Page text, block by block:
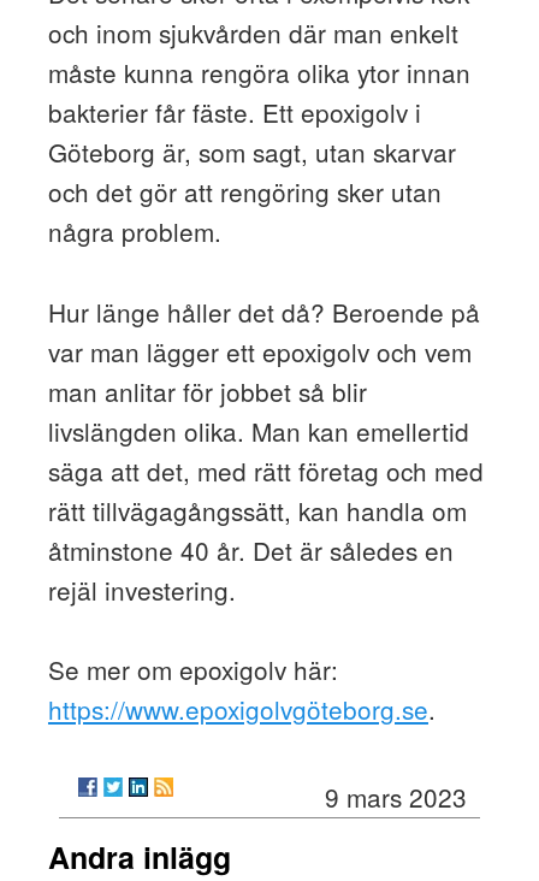
och inom sjukvården där man enkelt
måste kunna rengöra olika ytor innan
bakterier får fäste. Ett epoxigolv i
Göteborg är, som sagt, utan skarvar
och det gör att rengöring sker utan
några problem.
Hur länge håller det då? Beroende på
var man lägger ett epoxigolv och vem
man anlitar för jobbet så blir
livslängden olika. Man kan emellertid
säga att det, med rätt företag och med
rätt tillvägagångssätt, kan handla om
åtminstone 40 år. Det är således en
rejäl investering.
Se mer om epoxigolv här:
https://www.epoxigolvgöteborg.se.
9 mars 2023
Andra inlägg